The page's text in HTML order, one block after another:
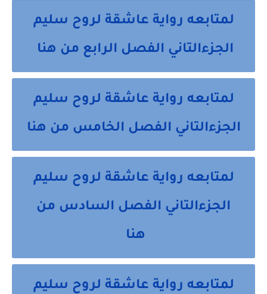
لمتابعه رواية عاشقة لروح سليم
الجزءالتاني الفصل الرابع من هنا
لمتابعه رواية عاشقة لروح سليم
الجزءالتاني الفصل الخامس من هنا
لمتابعه رواية عاشقة لروح سليم
الجزءالتاني الفصل السادس من
هنا
لمتابعه رواية عاشقة لروح سليم